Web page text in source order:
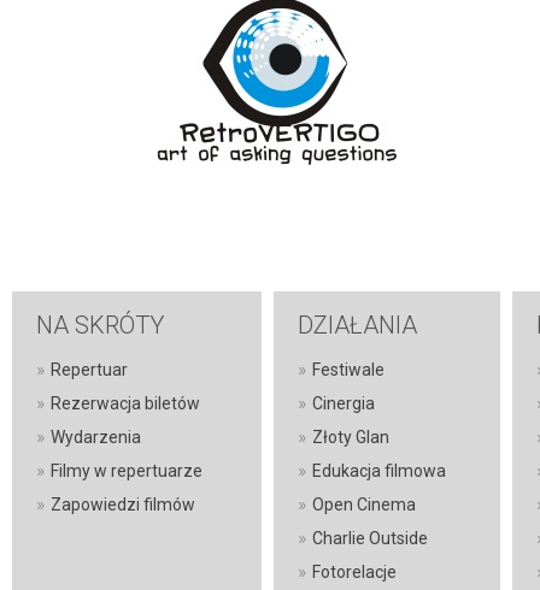
NA SKRÓTY
» Repertuar
» Rezerwacja biletów
» Wydarzenia
» Filmy w repertuarze
» Zapowiedzi filmów
DZIAŁANIA
» Festiwale
» Cinergia
» Złoty Glan
» Edukacja filmowa
» Open Cinema
» Charlie Outside
» Fotorelacje